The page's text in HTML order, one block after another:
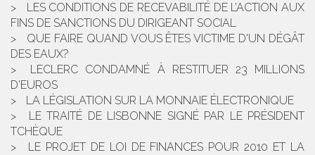
LES CONDITIONS DE RECEVABILITÉ DE L’ACTION AUX
FINS DE SANCTIONS DU DIRIGEANT SOCIAL
QUE FAIRE QUAND VOUS ÊTES VICTIME D'UN DÉGÂT
DES EAUX?
LECLERC CONDAMNÉ À RESTITUER 23 MILLIONS
D'EUROS
LA LÉGISLATION SUR LA MONNAIE ÉLECTRONIQUE
LE TRAITÉ DE LISBONNE SIGNÉ PAR LE PRÉSIDENT
TCHÈQUE
LE PROJET DE LOI DE FINANCES POUR 2010 ET LA